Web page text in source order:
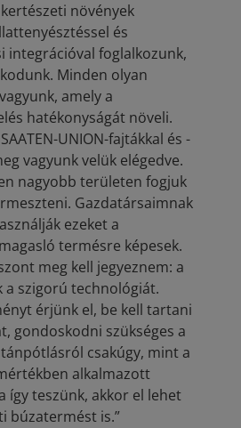
növények
és
integrációval foglalkozunk,
Minden olyan
amely a
hatékonyságát növeli.
UNION-fajtákkal és -
vagyunk velük elégedve.
nagyobb területen fogjuk
Gazdatársaimnak
ezeket a
termésre képesek.
meg kell jegyeznem: a
szigorú technológiát.
érjünk el, be kell tartani
gondoskodni szükséges a
csakúgy, mint a
alkalmazott
így teszünk, akkor el lehet
búzatermést is.”